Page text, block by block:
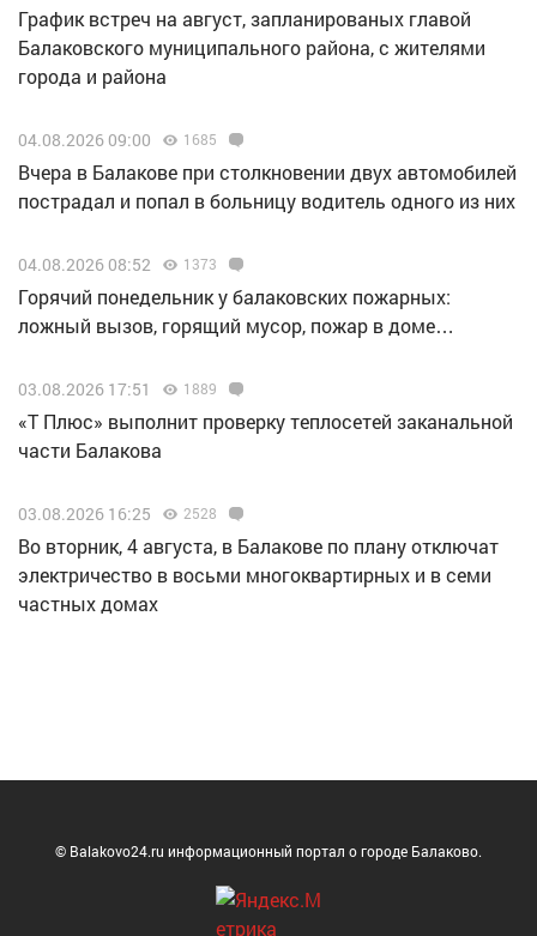
График встреч на август, запланированых главой
Балаковского муниципального района, с жителями
города и района
04.08.2026 09:00 1685
Вчера в Балакове при столкновении двух автомобилей
пострадал и попал в больницу водитель одного из них
04.08.2026 08:52 1373
Горячий понедельник у балаковских пожарных:
ложный вызов, горящий мусор, пожар в доме…
03.08.2026 17:51 1889
«Т Плюс» выполнит проверку теплосетей заканальной
части Балакова
03.08.2026 16:25 2528
Во вторник, 4 августа, в Балакове по плану отключат
электричество в восьми многоквартирных и в семи
частных домах
© Balakovo24.ru информационный портал о городе Балаково.